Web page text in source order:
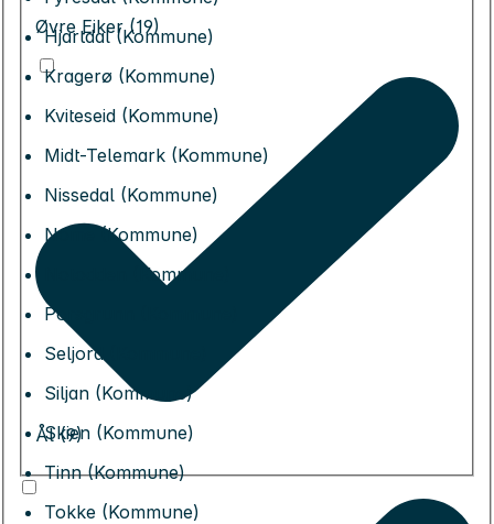
Hjartdal (Kommune)
Kragerø (Kommune)
Kviteseid (Kommune)
Midt-Telemark (Kommune)
Nissedal (Kommune)
Nome (Kommune)
Notodden (Kommune)
Porsgrunn (Kommune)
Seljord (Kommune)
Siljan (Kommune)
Skien (Kommune)
Tinn (Kommune)
Tokke (Kommune)
Øvre Eiker (19)
Ål (9)